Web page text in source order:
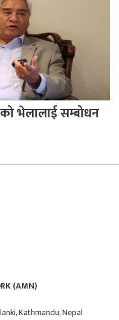
भेलालाई सम्बोधन
(AMN)
Kathmandu, Nepal